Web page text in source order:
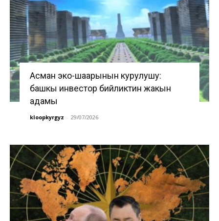
Асман эко-шаарынын курулушу:
башкы инвестор бийликтин жакын
адамы
kloopkyrgyz - 29/07/2026